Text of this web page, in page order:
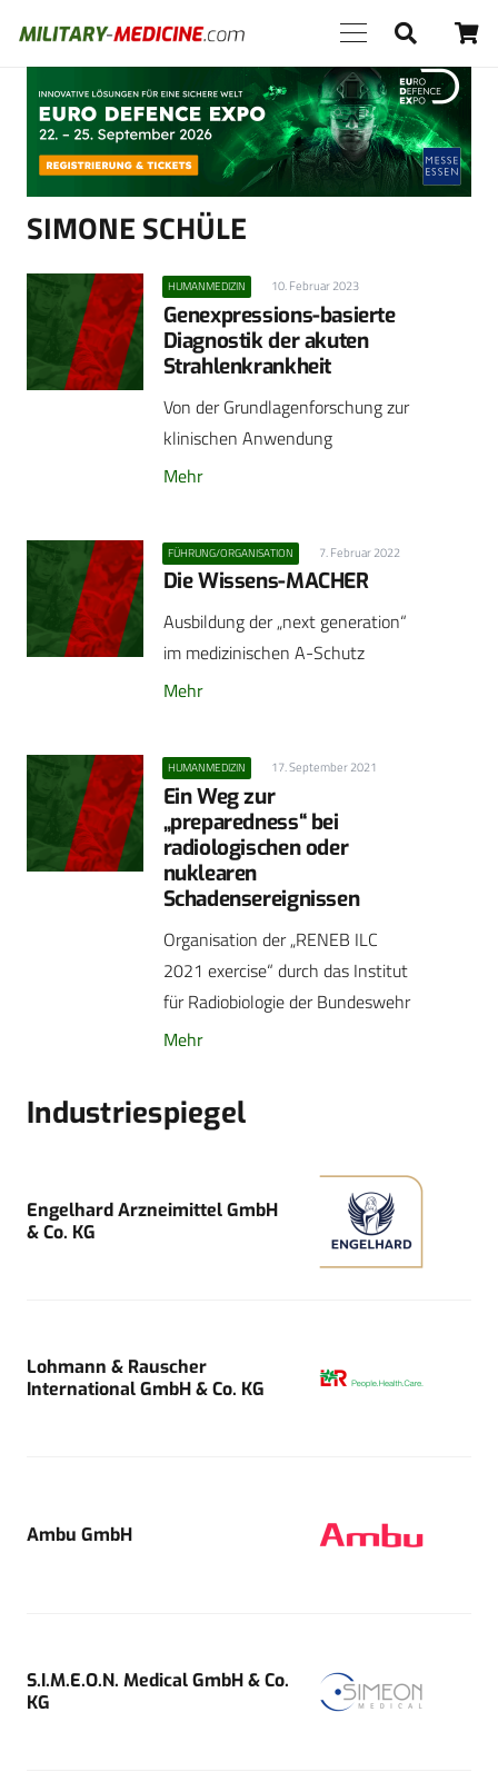
Anzeige
SIMONE SCHÜLE
HUMANMEDIZIN 10. Februar 2023
Genexpressions-basierte
Diagnostik der akuten
Strahlenkrankheit
Von der Grundlagenforschung zur
klinischen Anwendung
Mehr
FÜHRUNG/ORGANISATION 7. Februar 2022
Die Wissens-MACHER
Ausbildung der „next generation“
im medizinischen A-Schutz
Mehr
HUMANMEDIZIN 17. September 2021
Ein Weg zur
„preparedness“ bei
radiologischen oder
nuklearen
Schadensereignissen
Organisation der „RENEB ILC
2021 exercise“ durch das Institut
für Radiobiologie der Bundeswehr
Mehr
Industriespiegel
Engelhard Arzneimittel GmbH
& Co. KG
Lohmann & Rauscher
International GmbH & Co. KG
Ambu GmbH
S.I.M.E.O.N. Medical GmbH & Co.
KG